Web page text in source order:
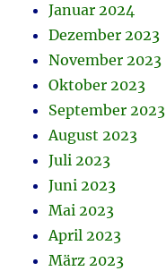
Januar 2024
Dezember 2023
November 2023
Oktober 2023
September 2023
August 2023
Juli 2023
Juni 2023
Mai 2023
April 2023
März 2023